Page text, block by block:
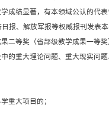
政府办公厅关于印发
性、主动性、创造性
关事项通知如下。
织人事关系在我省